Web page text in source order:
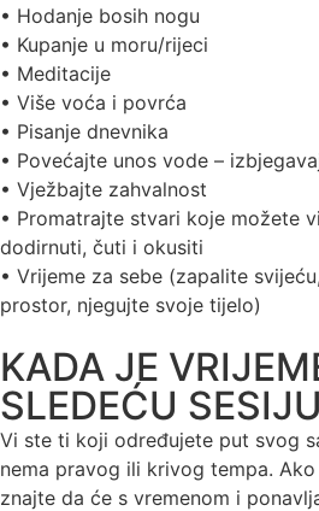
• Hodanje bosih nogu
• Kupanje u moru/rijeci
• Meditacije
• Više voća i povrća
• Pisanje dnevnika
• Povećajte unos vode –
• Vježbajte zahvalnost
• Promatrajte stvari koje možete
dodirnuti, čuti i okusiti
• Vrijeme za sebe (zapalite
prostor, njegujte svoje tijelo)
KADA JE
SLEDEĆU
Vi ste ti koji određujete put svog
nema pravog ili krivog tempa.
znajte da će s vremenom i